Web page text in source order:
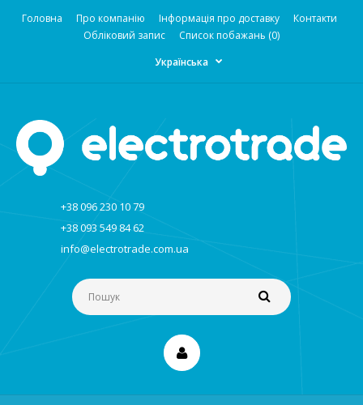
Головна Про компанію Інформація про доставку
Контакти
Обліковий запис
Список побажань (0)
Українська
+38 096 230 10 79
+38 093 549 84 62
info@electrotrade.com.ua